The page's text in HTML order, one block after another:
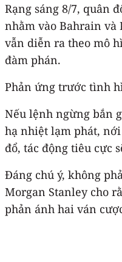
Rạng sáng 8/7, quân
nhằm vào Bahrain và
vẫn diễn ra theo mô
đàm phán.
Phản ứng trước tình
Nếu lệnh ngừng bắn
hạ nhiệt lạm phát,
đổ, tác động tiêu cực
Đáng chú ý, không
Morgan Stanley cho
phản ánh hai ván